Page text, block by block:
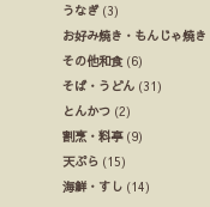
うなぎ(3)
お好み焼き・もんじゃ焼き
その他和食(6)
そば・うどん (31)
とんかつ (2)
割烹・料亭(9)
天ぷら (15)
海鮮・すし (14)